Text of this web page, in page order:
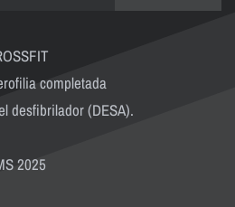
completada
desfibrilador (DESA).
2025